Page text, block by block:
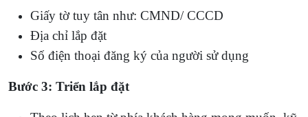
Giấy tờ tuy tân như: CMND/ CCCD
Địa chỉ lắp đặt
Số điện thoại đăng ký của người sử dụng
Bước 3: Triển lắp đặt